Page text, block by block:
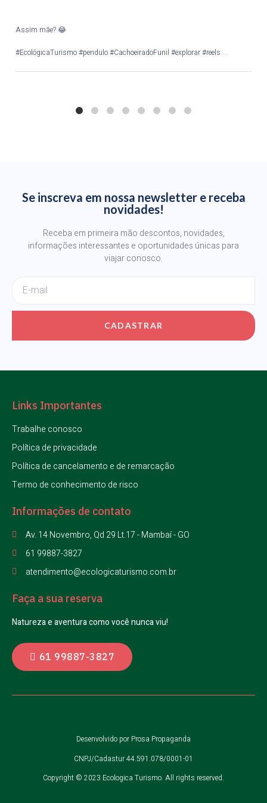
Assim mãe? 😂
#EcológicaTurismo #pendulo #CachoeiradoFunil #explorar #reels ...
Se inscreva em nossa newsletter e receba
novidades!
Receba em primeira mão descontos, novidades,
informações interessantes e oportunidades únicas para
viajar conosco.
CADASTRAR
Links Importantes
Trabalhe conosco
Política de privacidade
Política de cancelamento e de remarcação
Termo de conhecimento de risco
Informações de contato
Av. 14 Novembro, Qd 29 Lt.17 - Mambaí - GO
61 99887-3827
atendimento@ecologicaturismo.com.br
Faça a sua reserva
Natureza e aventura como você nunca viu!
61 99887-3827
Desenvolvido por Prosa Propaganda
CNPJ/Cadastur 44.591.078/0001-01
Copyright © 2023 Ecologica Turismo. All rights reserved.